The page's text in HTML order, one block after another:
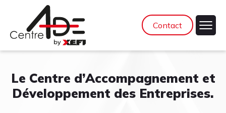
Contact
Le Centre d’Accompagnement et
Développement des Entreprises.